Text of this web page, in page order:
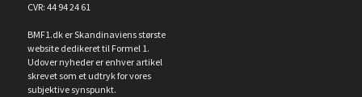
CVR: 44 94 24 61
BMF1.dk er Skandinaviens største
website dedikeret til Formel 1.
Udover nyheder er enhver artikel
skrevet som et udtryk for vores
subjektive synspunkt.